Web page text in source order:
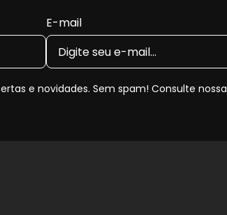
E-mail
e novidades. Sem spam! Consulte nossa